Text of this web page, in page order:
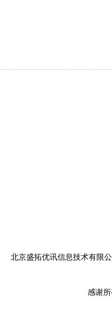
北京盛拓优讯信息技术有限
感谢